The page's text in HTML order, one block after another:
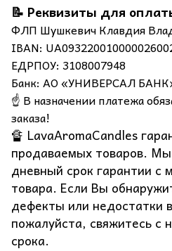
📝 Реквизиты для
ФЛП Шушкевич Клавдия
IBAN:
ЕДРПОУ: 3108007948
Банк: АО «УНИВЕРСАЛ
☝️ В назначении платежа
заказа!
🔏 LavaAromaCandles
продаваемых товаров.
дневный срок гарантии с
товара. Если Вы
дефекты или недостатки
пожалуйста, свяжитесь с
срока.